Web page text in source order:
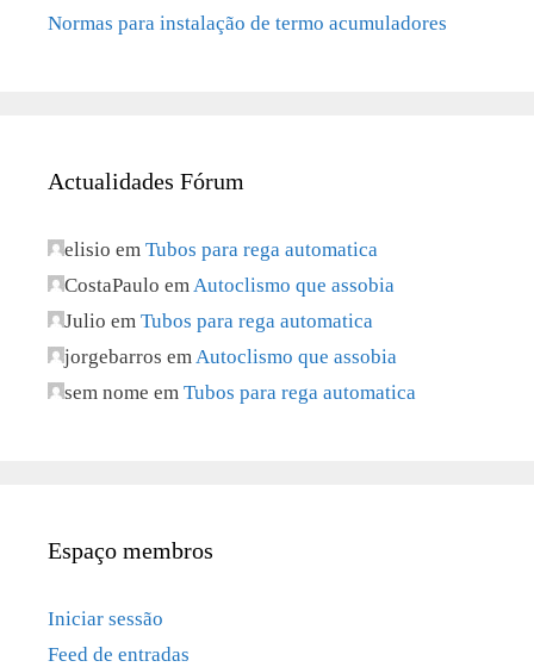
Normas para instalação de termo acumuladores
Actualidades Fórum
elisio em Tubos para rega automatica
CostaPaulo emAutoclismo que assobia
Julio em Tubos para rega automatica
jorgebarros emAutoclismo que assobia
sem nome em Tubos para rega automatica
Espaço membros
Iniciar sessão
Feed de entradas